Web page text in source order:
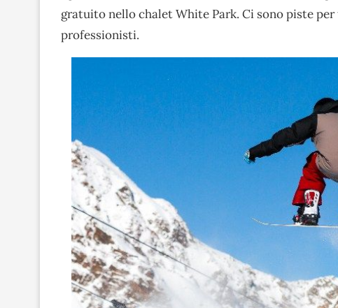
gratuito nello chalet White Park. Ci sono piste
professionisti.